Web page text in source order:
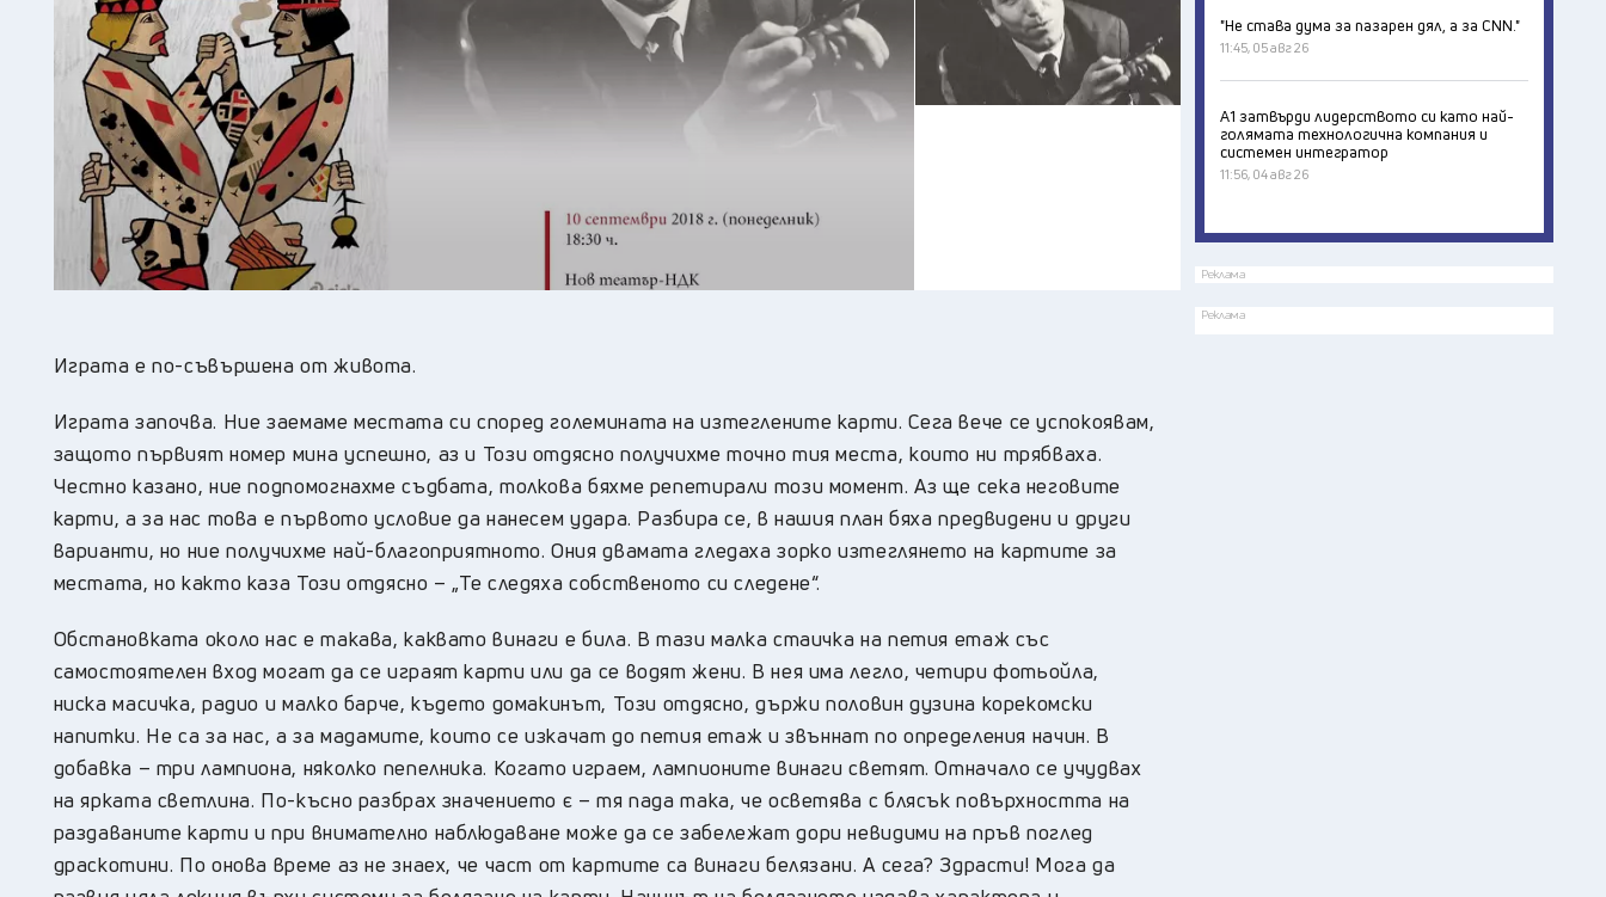
Плевен, 22°C
Пловдив, 24
Разград 21 °C
Смолян, 18°C
София
Стара Загора,
Ямбол , 25 °C
Играта е по-съвършена от живота.
Играта започва. Ние заемаме местата си според големината на изтеглените карти. Сега вече се успокоявам,
защото първият номер мина успешно, аз и Този отдясно получихме точно тия места, които ни трябваха.
Честно казано, ние подпомогнахме съдбата, толкова бяхме репетирали този момент. Аз ще сека неговите
карти, а за нас това е първото условие да нанесем удара. Разбира се, в нашия план бяха предвидени и други
варианти, но ние получихме най-благоприятното. Ония двамата гледаха зорко изтеглянето на картите за
местата, но както каза Този отдясно – „Те следяха собственото си следене“.
Обстановката около нас е такава, каквато винаги е била. В тази малка стаичка на петия етаж със
самостоятелен вход могат да се играят карти или да се водят жени. В нея има легло, четири фотьойла,
ниска масичка, радио и малко барче, където домакинът, Този отдясно, държи половин дузина корекомски
напитки. Не са за нас, а за мадамите, които се изкачат до петия етаж и звъннат по определения начин. В
добавка – три лампиона, няколко пепелника. Когато играем, лампионите винаги светят. Отначало се учудвах
на ярката светлина. По-късно разбрах значението є – тя пада така, че осветява с блясък повърхността на
раздаваните карти и при внимателно наблюдаване може да се забележат дори невидими на пръв поглед
драскотини. По онова време аз не знаех, че част от картите са винаги белязани. А сега? Здрасти! Мога да
"Не става дума за пазарен дял, а за CNN."
11:45, 05 авг 26
А1 затвърди лидерството си като най-
голямата технологична компания и
системен интегратор
11:56, 04 авг 26
Реклама
Реклама